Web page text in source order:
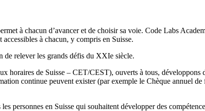
à chacun d’avancer et de choisir sa voie. Code Labs
à chacun, y compris en Suisse.
de relever les grands défis du XXIe siècle.
horaires de Suisse – CET/CEST), ouverts à tous, développons
continue peuvent exister (par exemple le Chèque annuel
personnes en Suisse qui souhaitent développer des